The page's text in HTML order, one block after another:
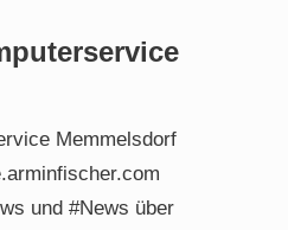
Memmelsdorf
und #News über